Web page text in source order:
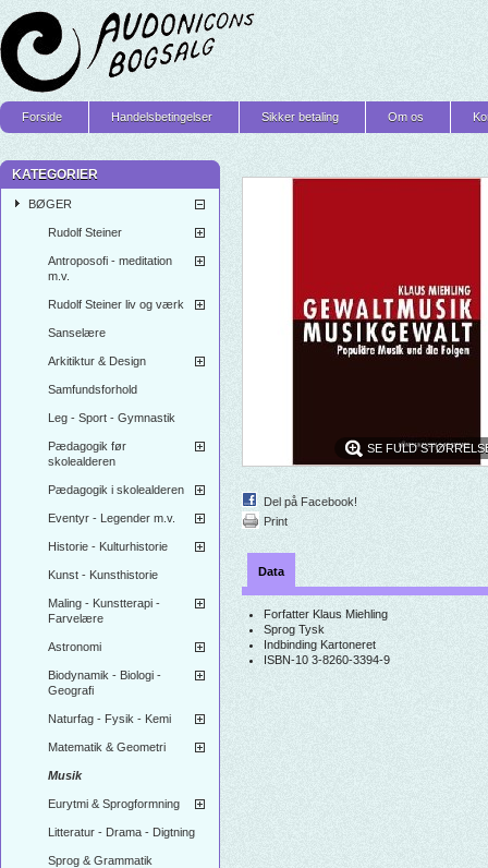
Forside Handelsbetingelser Sikker betaling Om os
KATEGORIER
BØGER
Rudolf Steiner
Antroposofi - meditation
m.v.
Rudolf Steiner liv og værk
Sanselære
Arkitiktur & Design
Samfundsforhold
Leg - Sport - Gymnastik
Pædagogik før
skolealderen
Pædagogik i skolealderen
Eventyr - Legender m.v.
Historie - Kulturhistorie
Kunst - Kunsthistorie
Maling - Kunstterapi -
Farvelære
Astronomi
Biodynamik - Biologi -
Geografi
Naturfag - Fysik - Kemi
Matematik & Geometri
Musik
Eurytmi & Sprogformning
Litteratur - Drama - Digtning
Sprog & Grammatik
SE FULD
Del på Facebook!
Print
Data
Forfatter Klaus Miehling
Sprog Tysk
Indbinding Kartoneret
ISBN-10 3-8260-3394-9